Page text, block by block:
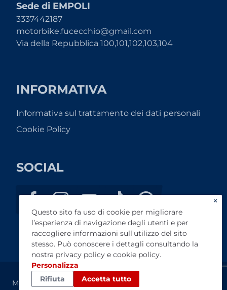
Sede di EMPOLI
3337442187
motorbike.fucecchio@gmail.com
Via della Repubblica 100,101,102,103,104
INFORMATIVA
Informativa sul trattamento dei dati personali
Cookie Policy
SOCIAL
Motor Bike di Benvenuti Liviana - P.I. 03953470485
×
Questo sito fa uso di cookie per migliorare
l’esperienza di navigazione degli utenti e per
raccogliere informazioni sull’utilizzo del sito
stesso. Può conoscere i dettagli consultando la
nostra privacy policy e cookie policy.
Personalizza
Rifiuta
Accetta tutto